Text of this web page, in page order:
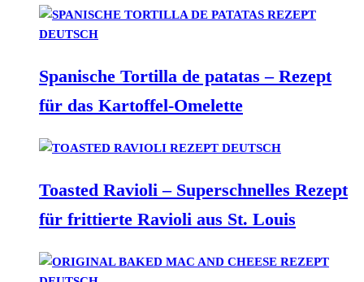
Spanische Tortilla de patatas – Rezept
für das Kartoffel-Omelette
Toasted Ravioli – Superschnelles Rezept
für frittierte Ravioli aus St. Louis